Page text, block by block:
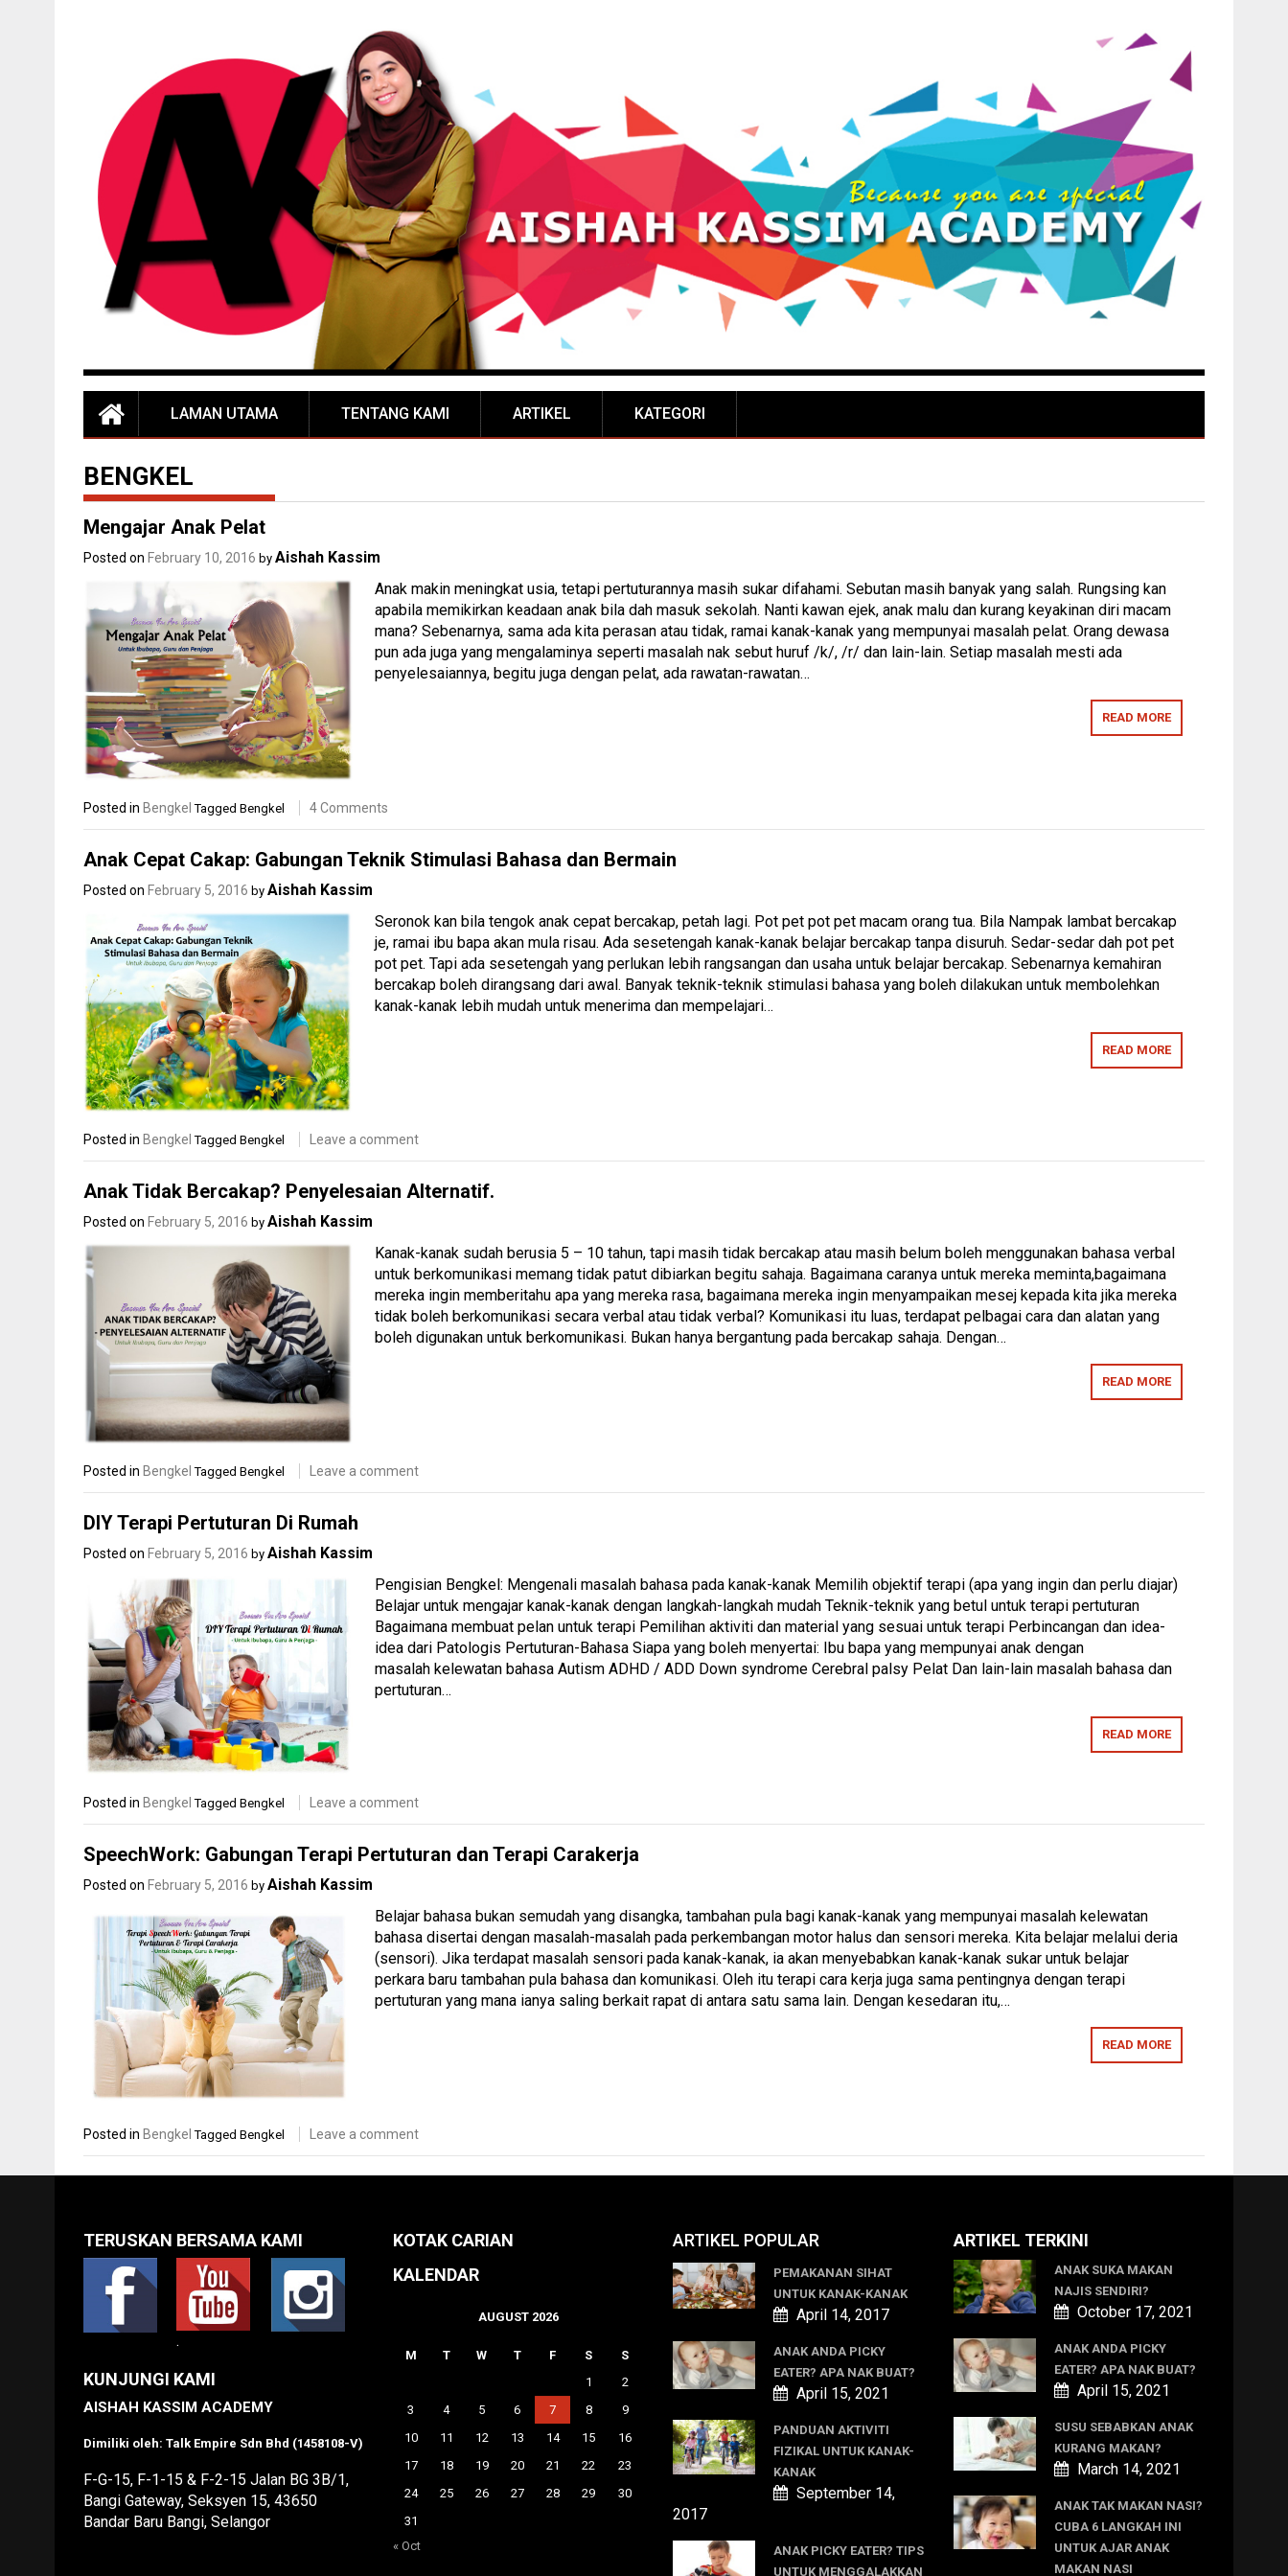
LAMAN UTAMA TENTANG KAMI ARTIKEL KATEGORI
BENGKEL
Mengajar Anak Pelat
Posted on February 10, 2016 by Aishah Kassim
Anak makin meningkat usia, tetapi pertuturannya masih sukar difahami. Sebutan masih banyak yang salah. Rungsing kan
apabila memikirkan keadaan anak bila dah masuk sekolah. Nanti kawan ejek, anak malu dan kurang keyakinan diri macam
mana? Sebenarnya, sama ada kita perasan atau tidak, ramai kanak-kanak yang mempunyai masalah pelat. Orang dewasa
pun ada juga yang mengalaminya seperti masalah nak sebut huruf /k/, /r/ dan lain-lain. Setiap masalah mesti ada
penyelesaiannya, begitu juga dengan pelat, ada rawatan-rawatan…
READ MORE
Posted in Bengkel Tagged Bengkel 4 Comments
Anak Cepat Cakap: Gabungan Teknik Stimulasi Bahasa dan Bermain
Posted on February 5, 2016 by Aishah Kassim
Seronok kan bila tengok anak cepat bercakap, petah lagi. Pot pet pot pet macam orang tua. Bila Nampak lambat bercakap
je, ramai ibu bapa akan mula risau. Ada sesetengah kanak-kanak belajar bercakap tanpa disuruh. Sedar-sedar dah pot pet
pot pet. Tapi ada sesetengah yang perlukan lebih rangsangan dan usaha untuk belajar bercakap. Sebenarnya kemahiran
bercakap boleh dirangsang dari awal. Banyak teknik-teknik stimulasi bahasa yang boleh dilakukan untuk membolehkan
kanak-kanak lebih mudah untuk menerima dan mempelajari…
READ MORE
Posted in Bengkel Tagged Bengkel Leave a comment
Anak Tidak Bercakap? Penyelesaian Alternatif.
Posted on February 5, 2016 by Aishah Kassim
Kanak-kanak sudah berusia 5 – 10 tahun, tapi masih tidak bercakap atau masih belum boleh menggunakan bahasa verbal
untuk berkomunikasi memang tidak patut dibiarkan begitu sahaja. Bagaimana caranya untuk mereka meminta,bagaimana
mereka ingin memberitahu apa yang mereka rasa, bagaimana mereka ingin menyampaikan mesej kepada kita jika mereka
tidak boleh berkomunikasi secara verbal atau tidak verbal? Komunikasi itu luas, terdapat pelbagai cara dan alatan yang
boleh digunakan untuk berkomunikasi. Bukan hanya bergantung pada bercakap sahaja. Dengan…
READ MORE
Posted in Bengkel Tagged Bengkel Leave a comment
DIY Terapi Pertuturan Di Rumah
Posted on February 5, 2016 by Aishah Kassim
Pengisian Bengkel: Mengenali masalah bahasa pada kanak-kanak Memilih objektif terapi (apa yang ingin dan perlu diajar)
Belajar untuk mengajar kanak-kanak dengan langkah-langkah mudah Teknik-teknik yang betul untuk terapi pertuturan
Bagaimana membuat pelan untuk terapi Pemilihan aktiviti dan material yang sesuai untuk terapi Perbincangan dan idea-
idea dari Patologis Pertuturan-Bahasa Siapa yang boleh menyertai: Ibu bapa yang mempunyai anak dengan
masalah kelewatan bahasa Autism ADHD / ADD Down syndrome Cerebral palsy Pelat Dan lain-lain masalah bahasa dan
pertuturan…
READ MORE
Posted in Bengkel Tagged Bengkel Leave a comment
SpeechWork: Gabungan Terapi Pertuturan dan Terapi Carakerja
Posted on February 5, 2016 by Aishah Kassim
Belajar bahasa bukan semudah yang disangka, tambahan pula bagi kanak-kanak yang mempunyai masalah kelewatan
bahasa disertai dengan masalah-masalah pada perkembangan motor halus dan sensori mereka. Kita belajar melalui deria
(sensori). Jika terdapat masalah sensori pada kanak-kanak, ia akan menyebabkan kanak-kanak sukar untuk belajar
perkara baru tambahan pula bahasa dan komunikasi. Oleh itu terapi cara kerja juga sama pentingnya dengan terapi
pertuturan yang mana ianya saling berkait rapat di antara satu sama lain. Dengan kesedaran itu,…
READ MORE
Posted in Bengkel Tagged Bengkel Leave a comment
TERUSKAN BERSAMA KAMI
.
KUNJUNGI KAMI
AISHAH KASSIM ACADEMY
Dimiliki oleh: Talk Empire Sdn Bhd (1458108-V)
F-G-15, F-1-15 & F-2-15 Jalan BG 3B/1,
Bangi Gateway, Seksyen 15, 43650
Bandar Baru Bangi, Selangor
KOTAK CARIAN
KALENDAR
AUGUST 2026
M T W T F S
S
1
2
3
4 5 6 7 8
9
10
11 12 13 14 15
16
17
18 19 20 21 22
23
24
25 26 27 28 29
30
31
« Oct
ARTIKEL POPULAR
PEMAKANAN SIHAT
UNTUK KANAK-KANAK
April 14, 2017
ANAK ANDA PICKY
EATER? APA NAK BUAT?
April 15, 2021
PANDUAN AKTIVITI
FIZIKAL UNTUK KANAK-
KANAK
September 14,
2017
ANAK PICKY EATER? TIPS
UNTUK MENGGALAKKAN
ARTIKEL TERKINI
ANAK SUKA MAKAN
NAJIS SENDIRI?
October 17, 2021
ANAK ANDA PICKY
EATER? APA NAK BUAT?
April 15, 2021
SUSU SEBABKAN ANAK
KURANG MAKAN?
March 14, 2021
ANAK TAK MAKAN NASI?
CUBA 6 LANGKAH INI
UNTUK AJAR ANAK
MAKAN NASI